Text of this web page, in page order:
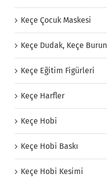
Keçe Çocuk Maskesi
Keçe Dudak, Keçe Burun
Keçe Eğitim Figürleri
Keçe Harfler
Keçe Hobi
Keçe Hobi Baskı
Keçe Hobi Kesimi